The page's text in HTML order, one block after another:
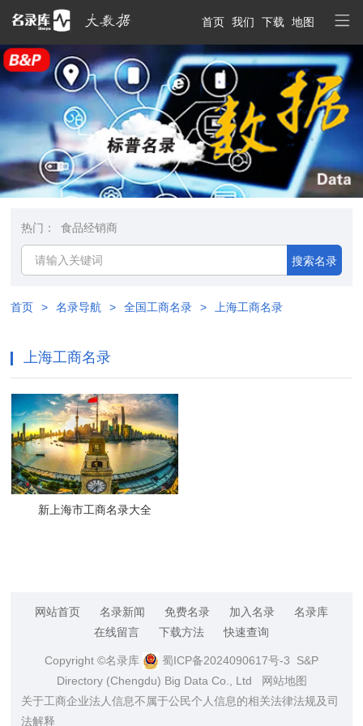
首页 我们 下载 地图
热门： 食品经销商
搜索名录
首页 > 名录导航 > 全国工商名录 > 上海工商名录
上海工商名录
新上海市工商名录大全
网站首页 名录新闻 免费名录 加入名录
名录库
在线留言
下载方法 快速查询
Copyright ©名录库 蜀ICP备2024090617号-3 S&P
Directory (Chengdu) Big Data Co., Ltd
网站地图
关于工商企业法人信息不属于公民个人信息的相关法律法规及司
法解释